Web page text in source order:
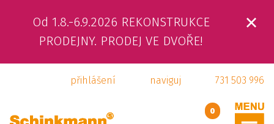
Od 1.8.-6.9.2026 REKONSTRUKCE
PRODEJNY. PRODEJ VE DVOŘE!
731 503 996
naviguj
přihlášení
0
ÚVOD